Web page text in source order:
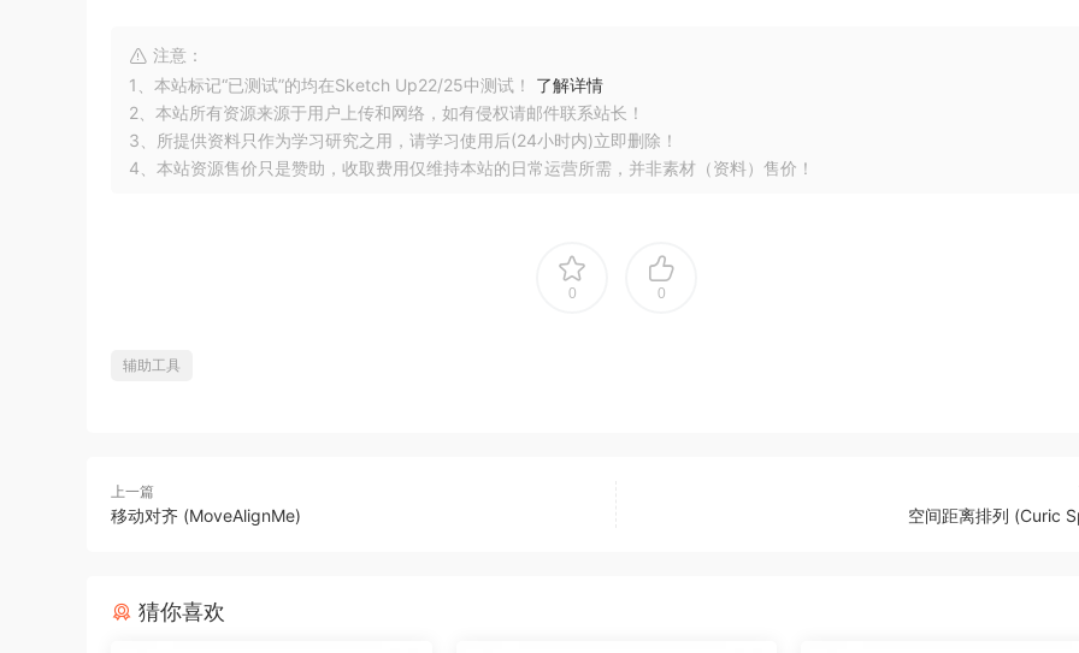
注意：
1、本站标记“已测试”的均在Sketch Up22/25中测试！ 了解详情
2、本站所有资源来源于用户上传和网络，如有侵权请邮件联系站长！
3、所提供资料只作为学习研究之用，请学习使用后(24小时内)立即删除！
4、本站资源售价只是赞助，收取费用仅维持本站的日常运营所需，并非素材（资料）售价！
0 0
辅助工具
上一篇
移动对齐 (MoveAlignMe) 空间距离排列 (Curic
猜你喜欢